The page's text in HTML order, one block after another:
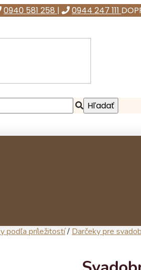
0940 581 258 | 0944 247 111
podľa príležitostí/ Darčeky pre